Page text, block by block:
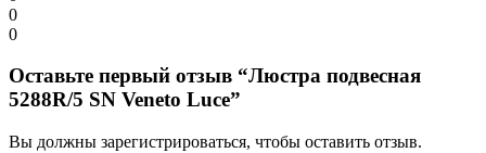
0
0
Оставьте первый отзыв “Люстра подвесная
5288R/5 SN Veneto Luce”
Вы должны зарегистрироваться, чтобы оставить отзыв.